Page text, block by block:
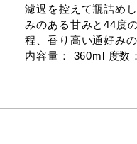
濾過を控えて瓶詰め
みのある甘みと44度
程、香り高い通好みの
内容量： 360ml 度数